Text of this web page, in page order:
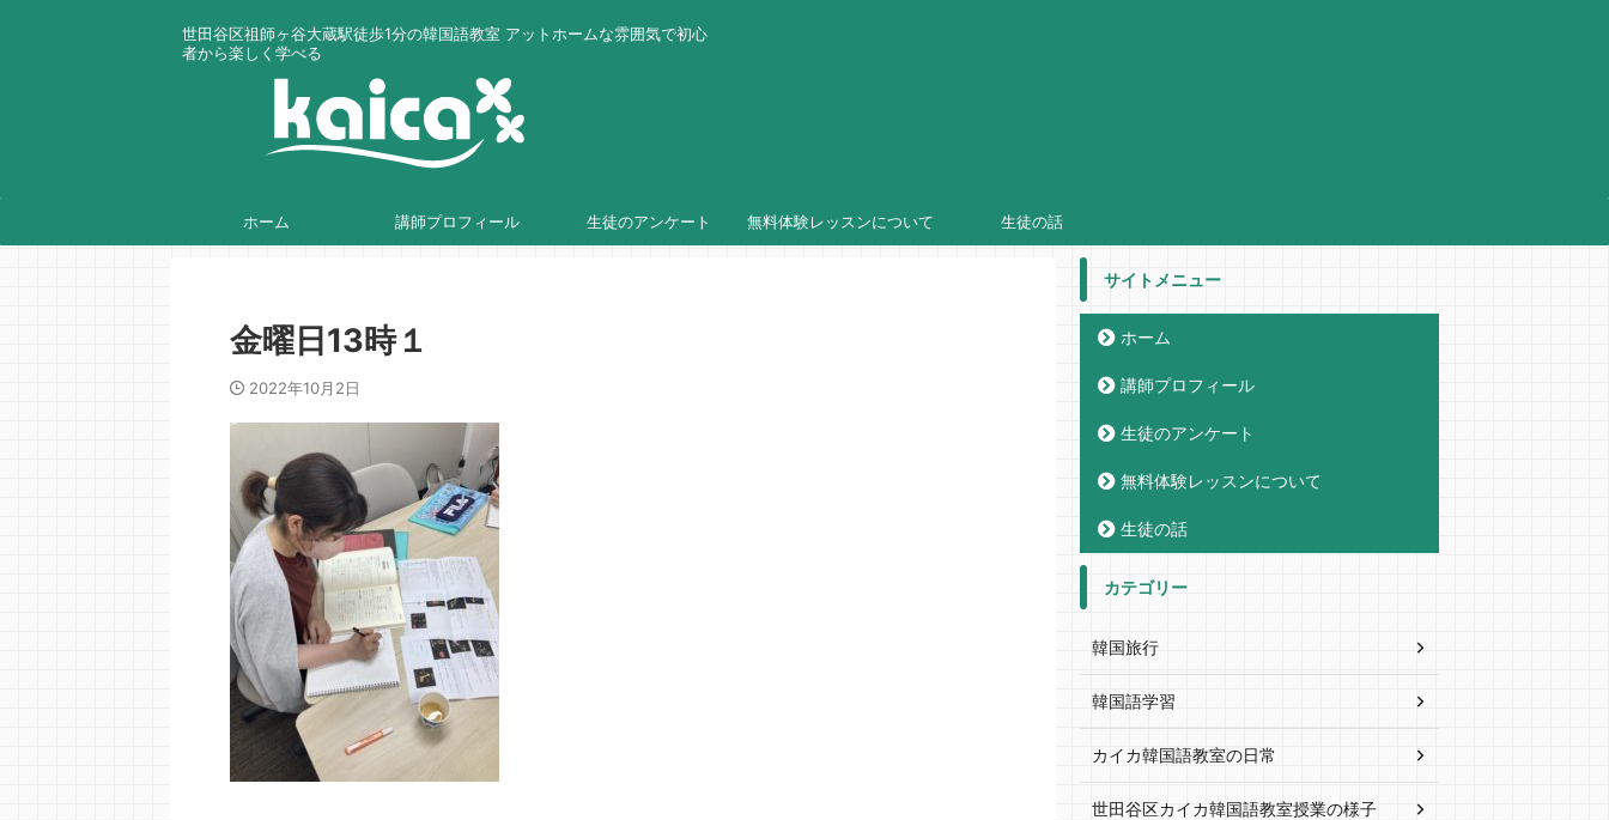
世田谷区祖師ヶ谷大蔵駅徒歩1分の韓国語教室 アットホームな雰囲気で初心
者から楽しく学べる
ホーム 講師プロフィール 生徒のアンケート 無料体験レッスンについて 生徒の話
金曜日13時１
2022年10月2日
サイトメニュー
ホーム
講師プロフィール
生徒のアンケート
無料体験レッスンについて
生徒の話
カテゴリー
韓国旅行
韓国語学習
カイカ韓国語教室の日常
世田谷区カイカ韓国語教室授業の様子